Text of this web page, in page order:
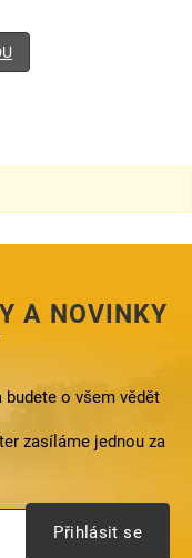
A NOVINKY
o všem vědět
zasíláme jednou za
Přihlásit se